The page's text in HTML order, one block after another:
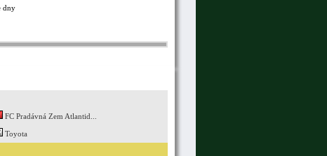
dny
FC Pradávná Zem Atlantid...
Toyota